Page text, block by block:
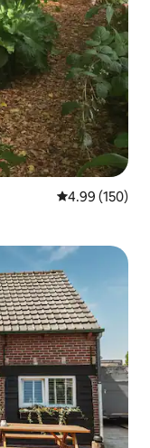
평점 4.99점(5
4.99 (150)